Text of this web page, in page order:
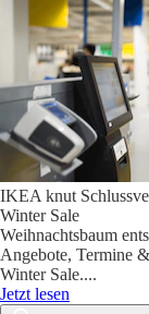
IKEA knut
Winter Sale
Weihnachtsbaum
Angebote, Termine
Winter Sale....
Jetzt lesen